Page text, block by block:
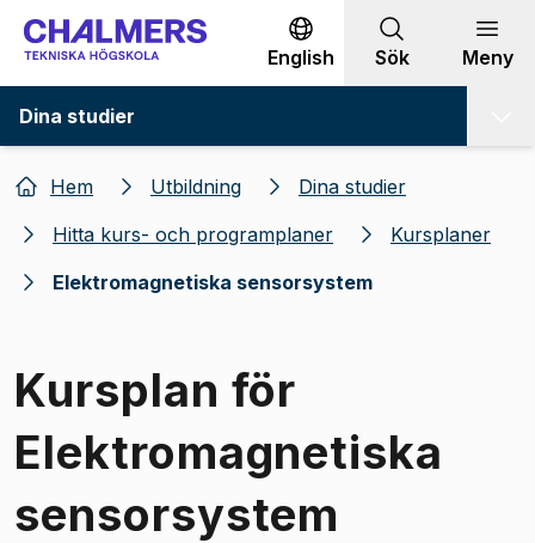
Gå till innehållet
English Sök Meny
Dina studier
Hem Utbildning
Dina studier
Hitta kurs- och programplaner
Kursplaner
Elektromagnetiska sensorsystem
Kursplan för
Elektromagnetiska
sensorsystem